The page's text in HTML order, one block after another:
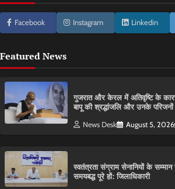
Facebook Instagram Linkedin
Featured News
गुजरात और केरल में अतिवृष्टि के कारण
बापू की श्रद्धांजलि और उनके परिजनों
News Desk August 5, 2026
स्वतंत्रता संग्राम सेनानियों के
समयबद्ध पूरे हों: जिलाधिकारी